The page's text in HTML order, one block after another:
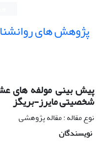
پژوهش های
پیش بینی مولفه های
شخصیتی مایرز-بریگز
نوع مقاله : مقاله پژوهشی
نویسندگان